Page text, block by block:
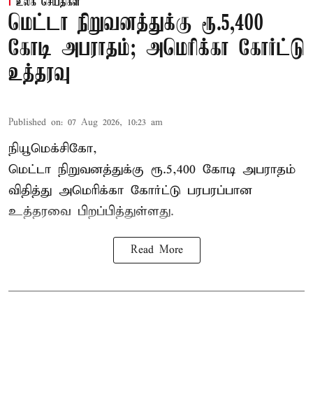
உலக செய்திகள்
மெட்டா நிறுவனத்துக்கு ரூ.5,400
கோடி அபராதம்; அமெரிக்கா கோர்ட்டு
உத்தரவு
Published on: 07 Aug 2026, 10:23 am
நியூமெக்சிகோ,
மெட்டா நிறுவனத்துக்கு ரூ.5,400 கோடி அபராதம்
விதித்து அமெரிக்கா கோர்ட்டு பரபரப்பான
உத்தரவை பிறப்பித்துள்ளது.
Read More